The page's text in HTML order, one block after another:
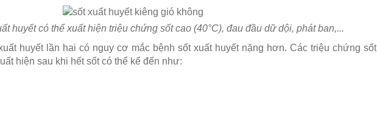
huyết có thể xuất hiện triệu chứng sốt cao (40°C), đau đầu dữ dội, phát ban,...
huyết lần hai có nguy cơ mắc bệnh sốt xuất huyết nặng hơn. Các triệu chứng sốt
hiện sau khi hết sốt có thể kể đến như: